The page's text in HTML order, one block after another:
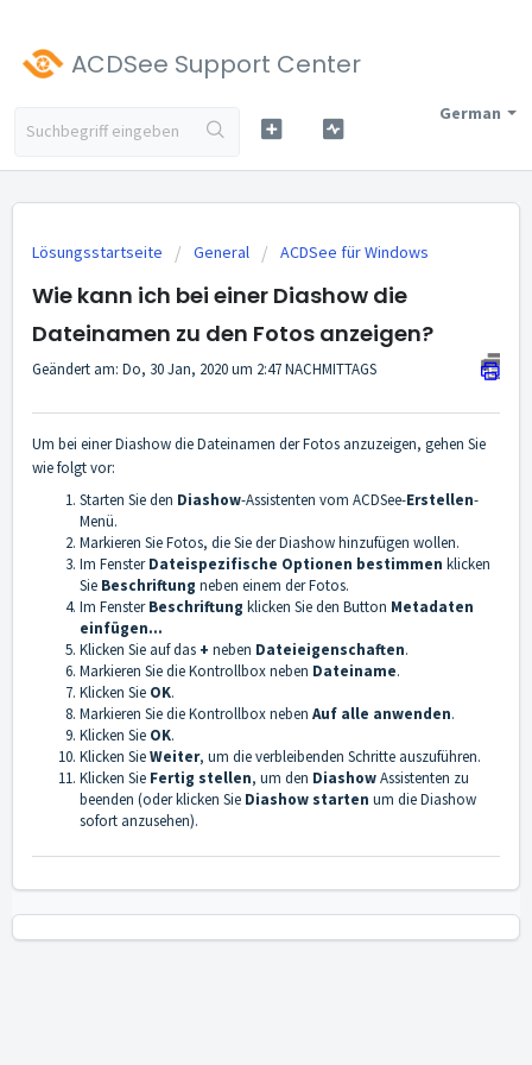
ACDSee Support Center
German
Lösungsstartseite General ACDSee für Windows
Wie kann ich bei einer Diashow die
Dateinamen zu den Fotos anzeigen?
Geändert am: Do, 30 Jan, 2020 um 2:47 NACHMITTAGS
Um bei einer Diashow die Dateinamen der Fotos anzuzeigen, gehen Sie
wie folgt vor:
Starten Sie den Diashow-Assistenten vom ACDSee-Erstellen-
Menü.
Markieren Sie Fotos, die Sie der Diashow hinzufügen wollen.
Im FensterDateispezifische Optionen bestimmen klicken
Sie Beschriftung neben einem der Fotos.
Im FensterBeschriftung klicken Sie den Button Metadaten
einfügen...
Klicken Sie auf das + neben Dateieigenschaften.
Markieren Sie die Kontrollbox neben Dateiname.
Klicken Sie OK.
Markieren Sie die Kontrollbox neben Auf alle anwenden.
Klicken Sie OK.
Klicken SieWeiter, um die verbleibenden Schritte auszuführen.
Klicken Sie Fertig stellen, um den DiashowAssistenten zu
beenden (oder klicken Sie Diashow starten um die Diashow
sofort anzusehen).